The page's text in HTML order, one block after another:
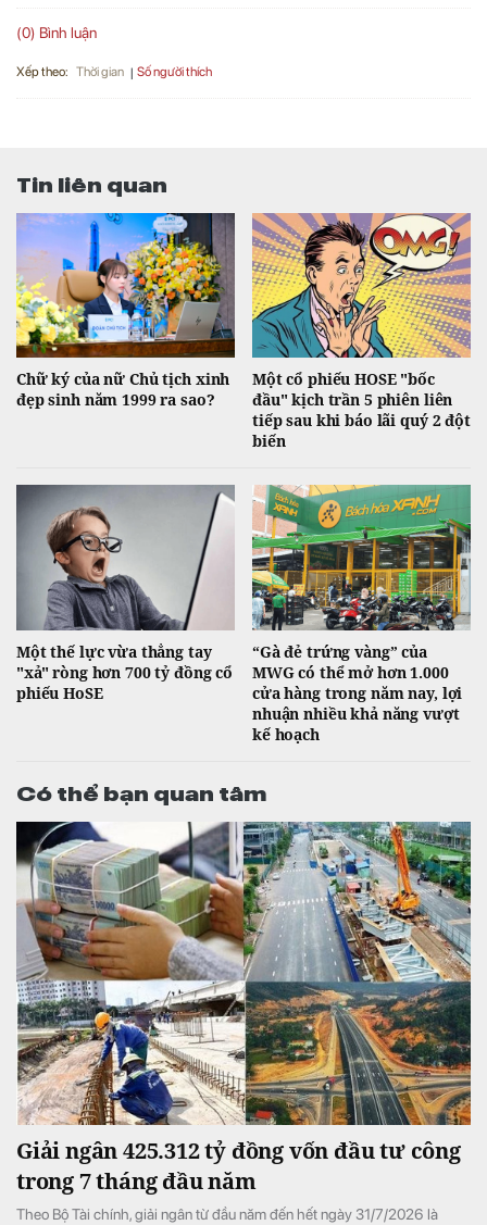
(0) Bình luận
Xếp theo: Thời gian Số người thích
Tin liên quan
Chữ ký của nữ Chủ tịch xinh
đẹp sinh năm 1999 ra sao?
Một cổ phiếu HOSE "bốc
đầu" kịch trần 5 phiên liên
tiếp sau khi báo lãi quý 2 đột
biến
Một thế lực vừa thẳng tay
"xả" ròng hơn 700 tỷ đồng cổ
phiếu HoSE
“Gà đẻ trứng vàng” của
MWG có thể mở hơn 1.000
cửa hàng trong năm nay, lợi
nhuận nhiều khả năng vượt
kế hoạch
Có thể bạn quan tâm
Giải ngân 425.312 tỷ đồng vốn đầu tư công
trong 7 tháng đầu năm
Theo Bộ Tài chính, giải ngân từ đầu năm đến hết ngày 31/7/2026 là